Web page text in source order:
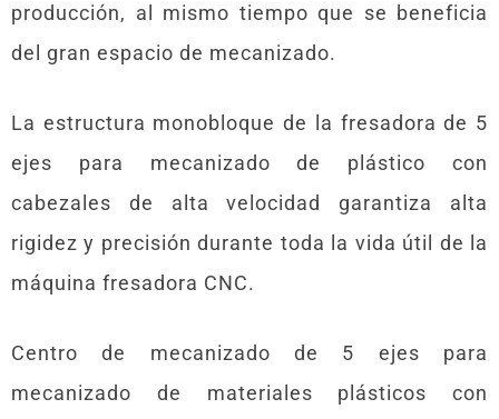
producción, al mismo tiempo que se beneficia
del gran espacio de mecanizado.
La estructura monobloque de la fresadora de 5
ejes para mecanizado de plástico con
cabezales de alta velocidad garantiza alta
rigidez y precisión durante toda la vida útil de la
máquina fresadora CNC.
Centro de mecanizado de 5 ejes para
mecanizado de materiales plásticos con